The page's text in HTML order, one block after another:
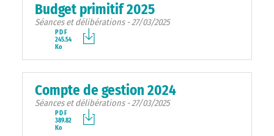
Budget primitif 2025
Séances et délibérations - 27/03/2025
PDF
245.54
Ko
Compte de gestion 2024
Séances et délibérations - 27/03/2025
PDF
389.82
Ko